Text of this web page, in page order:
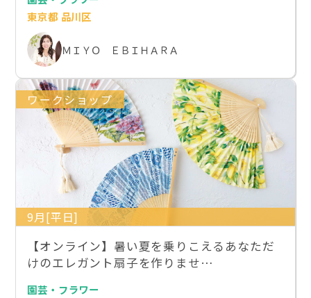
東京都 品川区
ＭＩＹＯ ＥＢＩＨＡＲＡ
ワークショップ
9月[平日]
【オンライン】暑い夏を乗りこえるあなただ
けのエレガント扇子を作りませ…
園芸・フラワー